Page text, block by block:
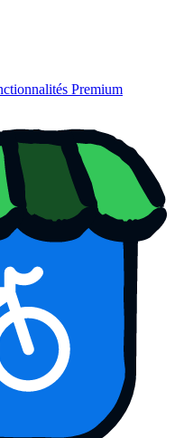
Premium